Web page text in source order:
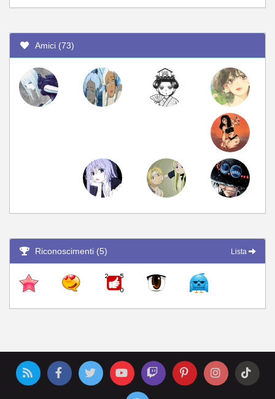
Amici (73)
Riconoscimenti (5) Lista